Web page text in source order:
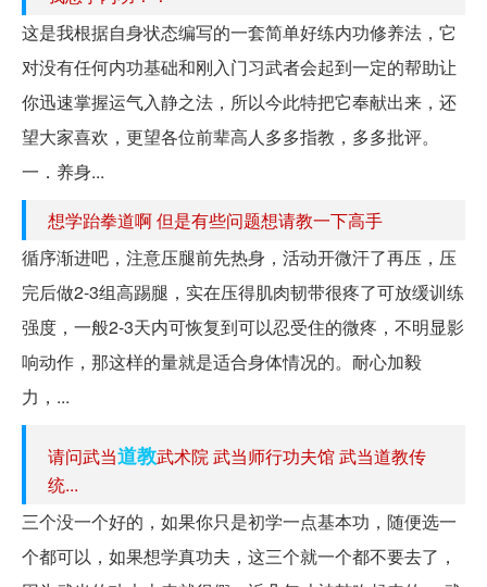
这是我根据自身状态编写的一套简单好练内功修养法，它
对没有任何内功基础和刚入门习武者会起到一定的帮助让
你迅速掌握运气入静之法，所以今此特把它奉献出来，还
望大家喜欢，更望各位前辈高人多多指教，多多批评。
一．养身...
想学跆拳道啊 但是有些问题想请教一下高手
循序渐进吧，注意压腿前先热身，活动开微汗了再压，压
完后做2-3组高踢腿，实在压得肌肉韧带很疼了可放缓训练
强度，一般2-3天内可恢复到可以忍受住的微疼，不明显影
响动作，那这样的量就是适合身体情况的。耐心加毅
力，...
请问武当道教武术院 武当师行功夫馆 武当道教传
统...
三个没一个好的，如果你只是初学一点基本功，随便选一
个都可以，如果想学真功夫，这三个就一个都不要去了，